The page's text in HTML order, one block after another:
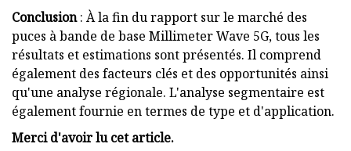
Conclusion: À la fin du rapport sur le marché des
puces à bande de base Millimeter Wave 5G, tous les
résultats et estimations sont présentés. Il comprend
également des facteurs clés et des opportunités ainsi
qu'une analyse régionale. L'analyse segmentaire est
également fournie en termes de type et d'application.
Merci d'avoir lu cet article.